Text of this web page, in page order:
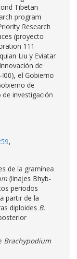
Tibetan
program
Research
(proyecto
111
Liu y Eviatar
de
el Gobierno
de
investigación
,
de la gramínea
(linajes Bhyb-
periodos
partir de la
diploides B.
Brachypodium